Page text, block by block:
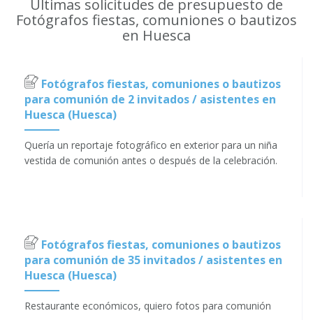
Últimas solicitudes de presupuesto de
Fotógrafos fiestas, comuniones o bautizos
en Huesca
Fotógrafos fiestas, comuniones o bautizos
para comunión de 2 invitados / asistentes en
Huesca (Huesca)
Quería un reportaje fotográfico en exterior para un niña
vestida de comunión antes o después de la celebración.
Fotógrafos fiestas, comuniones o bautizos
para comunión de 35 invitados / asistentes en
Huesca (Huesca)
Restaurante económicos, quiero fotos para comunión